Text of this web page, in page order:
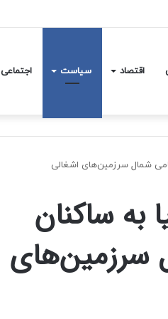
درگیری لفظی‌اش با پیت هگست
اقتصاد سیاست اجتماعی
شمال سرزمین‌های اشغالی
به ساکنان
سرزمین‌های